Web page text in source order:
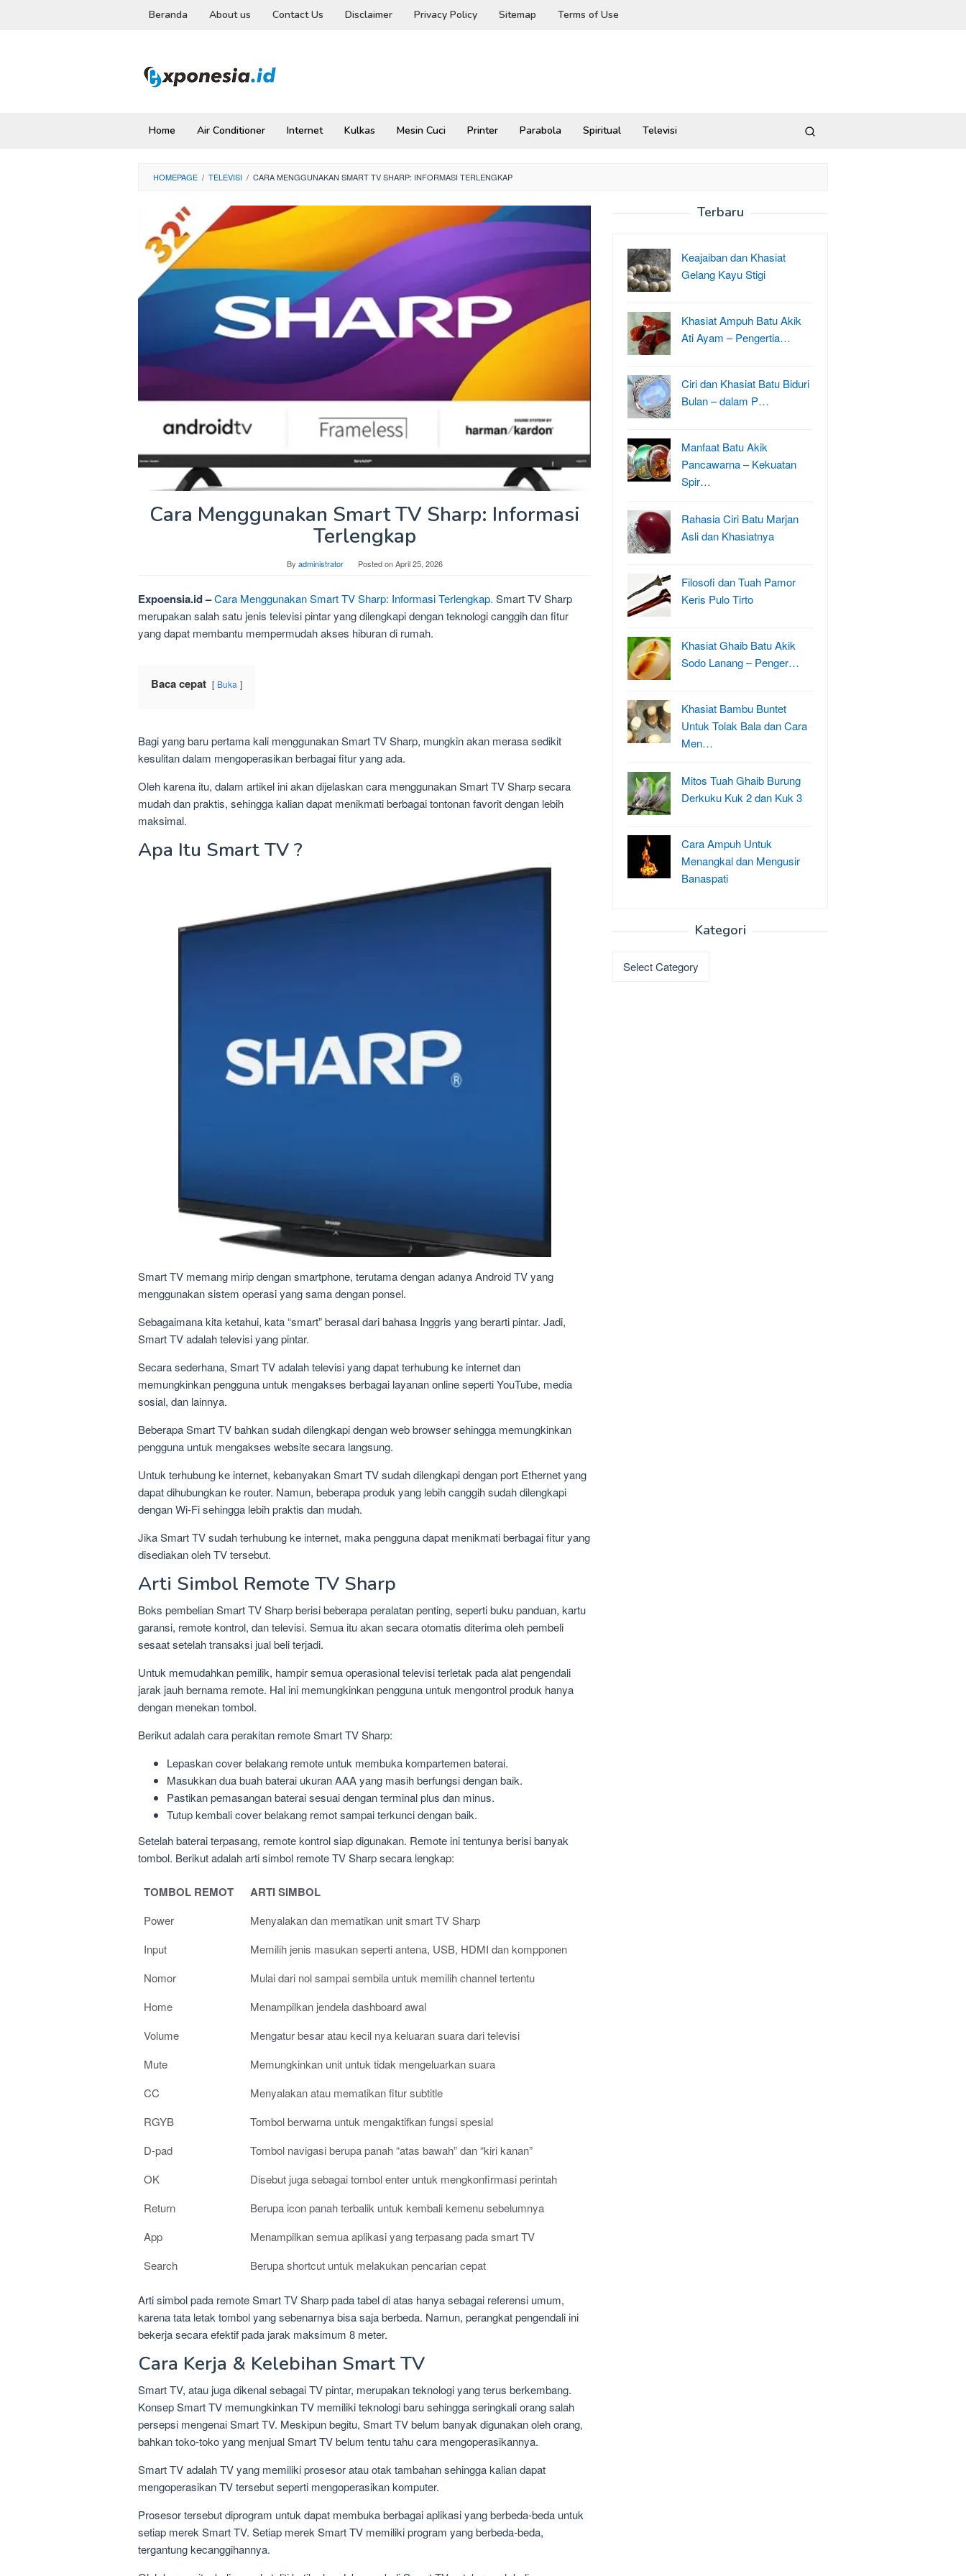
Beranda About us Contact Us Disclaimer Privacy Policy Sitemap Terms of Use
Home Air Conditioner Internet Kulkas Mesin Cuci Printer Parabola Spiritual Televisi
HOMEPAGE / TELEVISI / CARA MENGGUNAKAN SMART TV SHARP: INFORMASI TERLENGKAP
Cara Menggunakan Smart TV Sharp: Informasi
Terlengkap
By administrator Posted onApril 25, 2026
Expoensia.id –Cara Menggunakan Smart TV Sharp: Informasi Terlengkap. Smart TV Sharp
merupakan salah satu jenis televisi pintar yang dilengkapi dengan teknologi canggih dan fitur
yang dapat membantu mempermudah akses hiburan di rumah.
Baca cepat Buka
Bagi yang baru pertama kali menggunakan Smart TV Sharp, mungkin akan merasa sedikit
kesulitan dalam mengoperasikan berbagai fitur yang ada.
Oleh karena itu, dalam artikel ini akan dijelaskan cara menggunakan Smart TV Sharp secara
mudah dan praktis, sehingga kalian dapat menikmati berbagai tontonan favorit dengan lebih
maksimal.
Apa Itu Smart TV ?
Smart TV memang mirip dengan smartphone, terutama dengan adanya Android TV yang
menggunakan sistem operasi yang sama dengan ponsel.
Sebagaimana kita ketahui, kata “smart” berasal dari bahasa Inggris yang berarti pintar. Jadi,
Smart TV adalah televisi yang pintar.
Secara sederhana, Smart TV adalah televisi yang dapat terhubung ke internet dan
memungkinkan pengguna untuk mengakses berbagai layanan online seperti YouTube, media
sosial, dan lainnya.
Beberapa Smart TV bahkan sudah dilengkapi dengan web browser sehingga memungkinkan
pengguna untuk mengakses website secara langsung.
Untuk terhubung ke internet, kebanyakan Smart TV sudah dilengkapi dengan port Ethernet yang
dapat dihubungkan ke router. Namun, beberapa produk yang lebih canggih sudah dilengkapi
dengan Wi-Fi sehingga lebih praktis dan mudah.
Jika Smart TV sudah terhubung ke internet, maka pengguna dapat menikmati berbagai fitur yang
disediakan oleh TV tersebut.
Arti Simbol Remote TV Sharp
Boks pembelian Smart TV Sharp berisi beberapa peralatan penting, seperti buku panduan, kartu
garansi, remote kontrol, dan televisi. Semua itu akan secara otomatis diterima oleh pembeli
sesaat setelah transaksi jual beli terjadi.
Untuk memudahkan pemilik, hampir semua operasional televisi terletak pada alat pengendali
jarak jauh bernama remote. Hal ini memungkinkan pengguna untuk mengontrol produk hanya
dengan menekan tombol.
Berikut adalah cara perakitan remote Smart TV Sharp:
Lepaskan cover belakang remote untuk membuka kompartemen baterai.
Masukkan dua buah baterai ukuran AAA yang masih berfungsi dengan baik.
Pastikan pemasangan baterai sesuai dengan terminal plus dan minus.
Tutup kembali cover belakang remot sampai terkunci dengan baik.
Setelah baterai terpasang, remote kontrol siap digunakan. Remote ini tentunya berisi banyak
tombol. Berikut adalah arti simbol remote TV Sharp secara lengkap:
TOMBOL REMOT ARTI SIMBOL
Power
Menyalakan dan mematikan unit smart TV Sharp
Input
Memilih jenis masukan seperti antena, USB, HDMI dan kompponen
Nomor
Mulai dari nol sampai sembila untuk memilih channel tertentu
Home
Menampilkan jendela dashboard awal
Volume
Mengatur besar atau kecil nya keluaran suara dari televisi
Mute
Memungkinkan unit untuk tidak mengeluarkan suara
CC
Menyalakan atau mematikan fitur subtitle
RGYB
Tombol berwarna untuk mengaktifkan fungsi spesial
D-pad
Tombol navigasi berupa panah “atas bawah” dan “kiri kanan”
OK
Disebut juga sebagai tombol enter untuk mengkonfirmasi perintah
Return
Berupa icon panah terbalik untuk kembali kemenu sebelumnya
App
Menampilkan semua aplikasi yang terpasang pada smart TV
Search
Berupa shortcut untuk melakukan pencarian cepat
Arti simbol pada remote Smart TV Sharp pada tabel di atas hanya sebagai referensi umum,
karena tata letak tombol yang sebenarnya bisa saja berbeda. Namun, perangkat pengendali ini
bekerja secara efektif pada jarak maksimum 8 meter.
Cara Kerja & Kelebihan Smart TV
Smart TV, atau juga dikenal sebagai TV pintar, merupakan teknologi yang terus berkembang.
Konsep Smart TV memungkinkan TV memiliki teknologi baru sehingga seringkali orang salah
persepsi mengenai Smart TV. Meskipun begitu, Smart TV belum banyak digunakan oleh orang,
bahkan toko-toko yang menjual Smart TV belum tentu tahu cara mengoperasikannya.
Smart TV adalah TV yang memiliki prosesor atau otak tambahan sehingga kalian dapat
mengoperasikan TV tersebut seperti mengoperasikan komputer.
Prosesor tersebut diprogram untuk dapat membuka berbagai aplikasi yang berbeda-beda untuk
setiap merek Smart TV. Setiap merek Smart TV memiliki program yang berbeda-beda,
tergantung kecanggihannya.
Terbaru
Keajaiban dan Khasiat
Gelang Kayu Stigi
Khasiat Ampuh Batu Akik
Ati Ayam – Pengertia…
Ciri dan Khasiat Batu Biduri
Bulan – dalam P…
Manfaat Batu Akik
Pancawarna – Kekuatan
Spir…
Rahasia Ciri Batu Marjan
Asli dan Khasiatnya
Filosofi dan Tuah Pamor
Keris Pulo Tirto
Khasiat Ghaib Batu Akik
Sodo Lanang – Penger…
Khasiat Bambu Buntet
Untuk Tolak Bala dan Cara
Men…
Mitos Tuah Ghaib Burung
Derkuku Kuk 2 dan Kuk 3
Cara Ampuh Untuk
Menangkal dan Mengusir
Banaspati
Kategori
Kategori